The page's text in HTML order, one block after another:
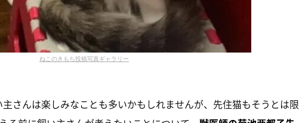
ねこのきもち投稿写真ギャラリー
さんは楽しみなことも多いかもしれませんが、先住猫もそうとは限